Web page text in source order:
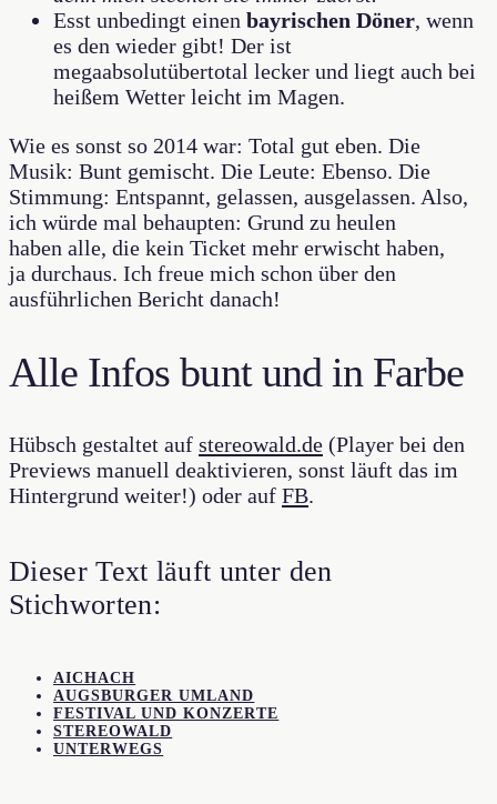
Esst unbedingt einen bayrischen Döner, wenn
es den wieder gibt! Der ist
megaabsolutübertotal lecker und liegt auch bei
heißem Wetter leicht im Magen.
Wie es sonst so 2014 war: Total gut eben. Die
Musik: Bunt gemischt. Die Leute: Ebenso. Die
Stimmung: Entspannt, gelassen, ausgelassen. Also,
ich würde mal behaupten: Grund zu heulen
haben alle, die kein Ticket mehr erwischt haben,
ja durchaus. Ich freue mich schon über den
ausführlichen Bericht danach!
Alle Infos bunt und in Farbe
Hübsch gestaltet auf stereowald.de (Player bei den
Previews manuell deaktivieren, sonst läuft das im
Hintergrund weiter!) oder auf FB.
Dieser Text läuft unter den
Stichworten:
AICHACH
AUGSBURGER UMLAND
FESTIVAL UND KONZERTE
STEREOWALD
UNTERWEGS